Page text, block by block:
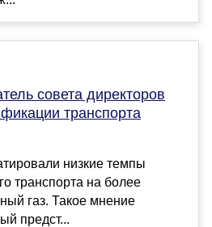
совета директоров
транспорта
низкие темпы
транспорта на более
газ. Такое мнение
предст...